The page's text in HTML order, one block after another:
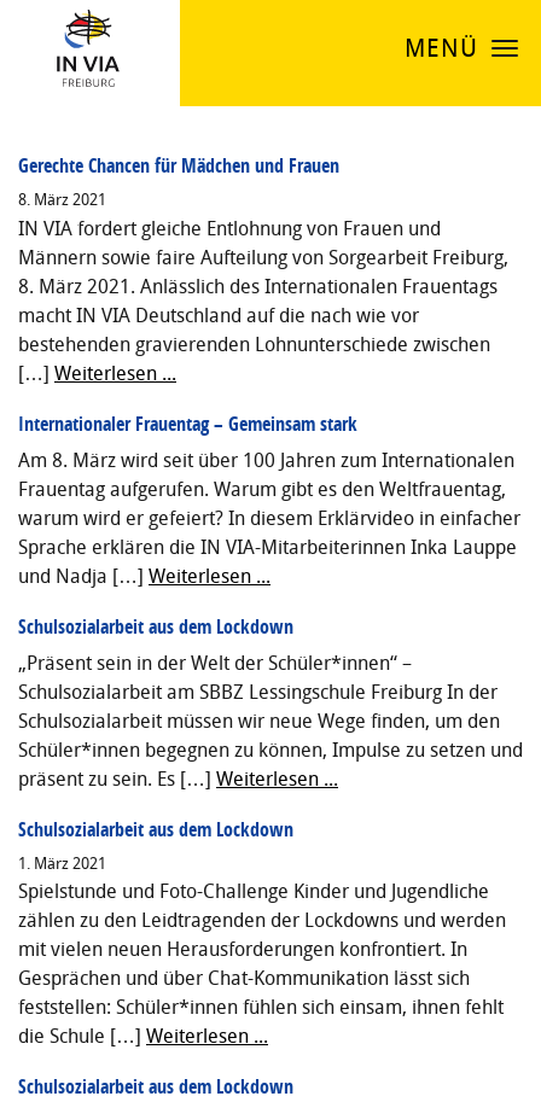
MENÜ
Gerechte Chancen für Mädchen und Frauen
8. März 2021
IN VIA fordert gleiche Entlohnung von Frauen und
Männern sowie faire Aufteilung von Sorgearbeit Freiburg,
8. März 2021. Anlässlich des Internationalen Frauentags
macht IN VIA Deutschland auf die nach wie vor
bestehenden gravierenden Lohnunterschiede zwischen
[…] Weiterlesen ...
Internationaler Frauentag – Gemeinsam stark
Am 8. März wird seit über 100 Jahren zum Internationalen
Frauentag aufgerufen. Warum gibt es den Weltfrauentag,
warum wird er gefeiert? In diesem Erklärvideo in einfacher
Sprache erklären die IN VIA-Mitarbeiterinnen Inka Lauppe
und Nadja […] Weiterlesen ...
Schulsozialarbeit aus dem Lockdown
„Präsent sein in der Welt der Schüler*innen“ –
Schulsozialarbeit am SBBZ Lessingschule Freiburg In der
Schulsozialarbeit müssen wir neue Wege finden, um den
Schüler*innen begegnen zu können, Impulse zu setzen und
präsent zu sein. Es […] Weiterlesen ...
Schulsozialarbeit aus dem Lockdown
1. März 2021
Spielstunde und Foto-Challenge Kinder und Jugendliche
zählen zu den Leidtragenden der Lockdowns und werden
mit vielen neuen Herausforderungen konfrontiert. In
Gesprächen und über Chat-Kommunikation lässt sich
feststellen: Schüler*innen fühlen sich einsam, ihnen fehlt
die Schule […] Weiterlesen ...
Schulsozialarbeit aus dem Lockdown